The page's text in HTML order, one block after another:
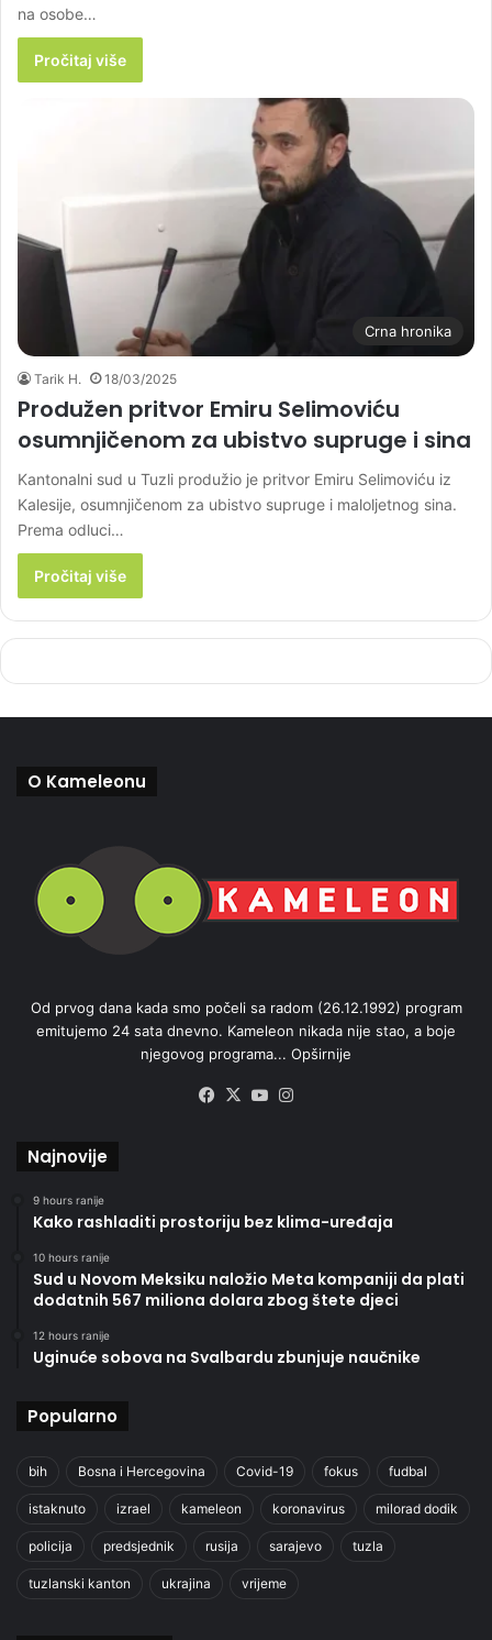
na osobe…
Pročitaj više
Crna hronika
Tarik H. 18/03/2025
Produžen pritvor Emiru Selimoviću
osumnjičenom za ubistvo supruge i sina
Kantonalni sud u Tuzli produžio je pritvor Emiru Selimoviću iz
Kalesije, osumnjičenom za ubistvo supruge i maloljetnog sina.
Prema odluci…
Pročitaj više
O Kameleonu
Od prvog dana kada smo počeli sa radom (26.12.1992) program
emitujemo 24 sata dnevno. Kameleon nikada nije stao, a boje
njegovog programa... Opširnije
Facebook
X YouTube
Najnovije
9 hours ranije
Kako rashladiti prostoriju bez klima-uređaja
10 hours ranije
Sud u Novom Meksiku naložio Meta kompaniji da plati
dodatnih 567 miliona dolara zbog štete djeci
12 hours ranije
Uginuće sobova na Svalbardu zbunjuje naučnike
Popularno
bih Bosna i Hercegovina Covid-19 fokus fudbal
istaknuto izrael kameleon koronavirus milorad dodik
policija predsjednik rusija sarajevo tuzla
tuzlanski kanton ukrajina vrijeme